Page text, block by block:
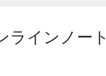
ラインノート